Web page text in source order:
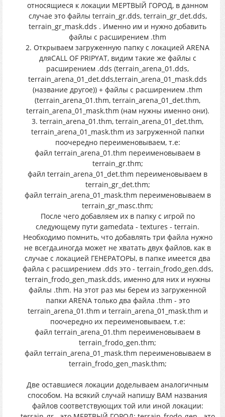
относящиеся к локации МЕРТВЫЙ ГОРОД, в данном
случае это файлы terrain_gr.dds, terrain_gr_det.dds,
terrain_gr_mask.dds . Именно им и нужно добавить
файлы с расширением .thm
2. Открываем загруженную папку с локацией ARENA
дляCALL OF PRIPYAT, видим такие же файлы с
расширением .dds (terrain_arena_01.dds,
terrain_arena_01_det.dds,terrain_arena_01_mask.dds
(название другое)) + файлы с расширением .thm
(terrain_arena_01.thm, terrain_arena_01_det.thm,
terrain_arena_01_mask.thm (нам нужны именно они).
3. terrain_arena_01.thm, terrain_arena_01_det.thm,
terrain_arena_01_mask.thm из загруженной папки
поочередно переименовываем, т.е:
файл terrain_arena_01.thm переименовываем в
terrain_gr.thm;
файл terrain_arena_01_det.thm переименовываем в
terrain_gr_det.thm;
файл terrain_arena_01_mask.thm переименовываем в
terrain_gr_masc.thm;
После чего добавляем их в папку с игрой по
следующему пути gamedata - textures - terrain.
Необходимо помнить, что добавлять три файла нужно
не всегда,иногда может не хватать двух файлов, как в
случае с локацией ГЕНЕРАТОРЫ, в папке имеется два
файла с расширением .dds это - terrain_frodo_gen.dds,
terrain_frodo_gen_mask.dds, именно для них и нужны
файлы .thm. На этот раз мы берем из загруженной
папки ARENA только два файла .thm - это
terrain_arena_01.thm и terrain_arena_01_mask.thm и
поочередно их переименовываем, т.е:
файл terrain_arena_01.thm переименовываем в
terrain_frodo_gen.thm;
файл terrain_arena_01_mask.thm переименовываем в
terrain_frodo_gen_mask.thm;
Две оставшиеся локации доделываем аналогичным
способом. На всякий случай напишу ВАМ названия
файлов соответствующих той или иной локации: